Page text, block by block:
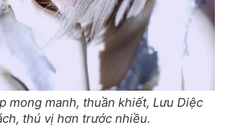
mong manh, thuần khiết, Lưu Diệc
thú vị hơn trước nhiều.